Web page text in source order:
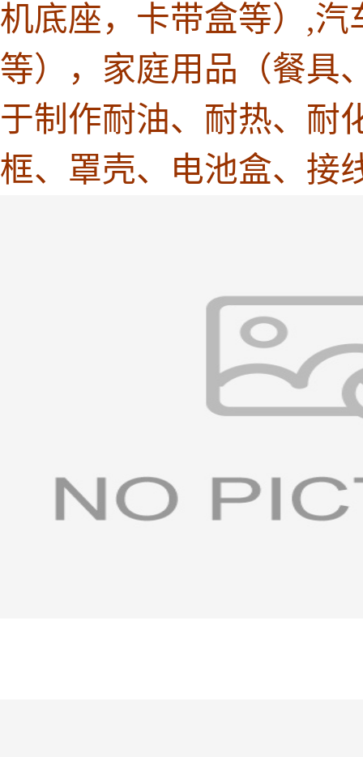
机底座，卡带盒等）,
等），家庭用品（餐具
于制作耐油、耐热、耐
框、罩壳、电池盒、接